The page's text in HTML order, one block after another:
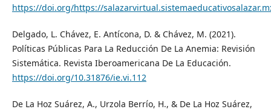
https://doi.org/https://
Delgado, L. Chávez, E. Antícona, D. & Chávez, M. (2021).
Políticas Públicas Para La Reducción De La Anemia: Revisión
Sistemática. Revista Iberoamericana De La Educación.
https://doi.org/10.31876/ie.vi.112
De La Hoz Suárez, A., Urzola Berrío, H., & De La Hoz Suárez,